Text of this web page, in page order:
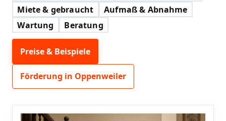
Miete & gebraucht
Aufmaß & Abnahme
Wartung
Beratung
Preise & Beispiele
Förderung in Oppenweiler